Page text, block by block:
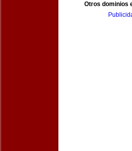
Otros dominios